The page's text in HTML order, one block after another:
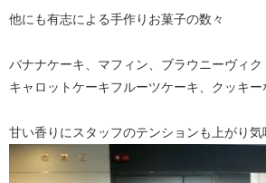
他にも有志による手作りお菓子の数々
バナナケーキ、マフィン、ブラウニーヴィク
キャロットケーキフルーツケーキ、クッキー
甘い香りにスタッフのテンションも上がり気